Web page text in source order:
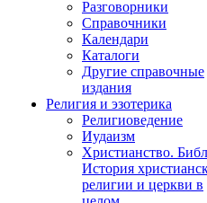
Разговорники
Справочники
Календари
Каталоги
Другие справочные
издания
Религия и эзотерика
Религиоведение
Иудаизм
Христианство.
История
религии и церкви в